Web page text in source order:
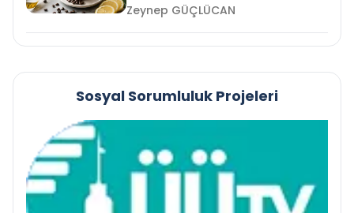
Zeynep GÜÇLÜCAN
Sosyal Sorumluluk Projeleri